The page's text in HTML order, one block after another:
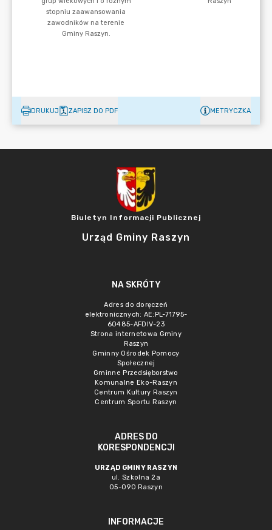
DRUKUJ ZAPISZ DO PDF METRYCZKA
Biuletyn Informacji Publicznej
Urząd Gminy Raszyn
NA SKRÓTY
Adres do doręczeń
elektronicznych: AE:PL-71795-
60485-AFDIV-23
Strona internetowa Gminy
Raszyn
Gminny Ośrodek Pomocy
Społecznej
Gminne Przedsięborstwo
Komunalne Eko-Raszyn
Centrum Kultury Raszyn
Centrum Sportu Raszyn
ADRES DO
KORESPONDENCJI
URZĄD GMINY RASZYN
ul. Szkolna 2a
05-090 Raszyn
INFORMACJE